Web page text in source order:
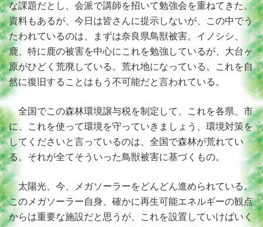
な課題だとし、会派で講師を招いて勉強会を重ねてきた。
資料もあるが、今日は皆さんに提示しないが、この中でう
たわれているのは、まずは奈良県鳥獣被害。イノシシ、
鹿、特に鹿の被害を中心にこれを勉強しているが、大台ヶ
原がひどく荒廃している。荒れ地になっている。これを自
然に復旧することはもう不可能だと言われている。
全国でこの森林環境譲与税を制定して、これを各県、市
に、これを使って環境を守っていきましょう、環境対策を
してくださいと言っているのは、全国で森林が荒れてい
る。それが全てそういった鳥獣被害に基づくもの。
太陽光、今、メガソーラーをどんどん進められている。
このメガソーラー自身、確かに再生可能エネルギーの観点
からは重要な施設だと思うが、これを設置していけばいく